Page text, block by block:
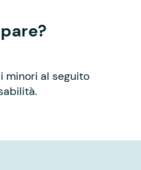
minori al seguito